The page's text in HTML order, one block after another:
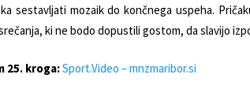
sestavljati mozaik do končnega uspeha.
ki ne bodo dopustili gostom, da slavijo
25. kroga:Sport.Video – mnzmaribor.si